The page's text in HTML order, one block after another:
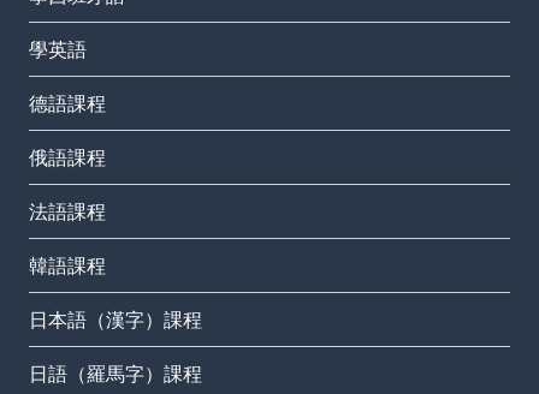
學英語
德語課程
俄語課程
法語課程
韓語課程
日本語（漢字）課程
日語（羅馬字）課程